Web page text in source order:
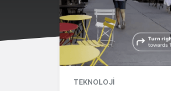
TEKNOLOJI